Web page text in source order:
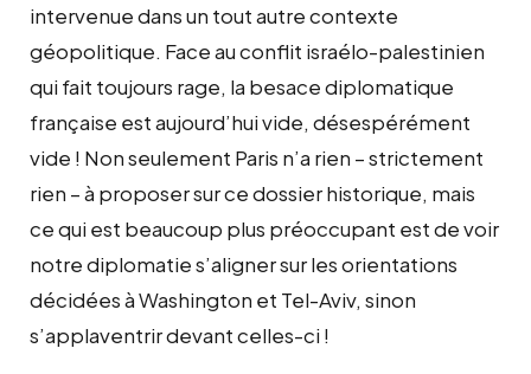
intervenue dans un tout autre contexte
géopolitique. Face au conflit israélo-palestinien
qui fait toujours rage, la besace diplomatique
française est aujourd’hui vide, désespérément
vide ! Non seulement Paris n’a rien – strictement
rien – à proposer sur ce dossier historique, mais
ce qui est beaucoup plus préoccupant est de voir
notre diplomatie s’aligner sur les orientations
décidées à Washington et Tel-Aviv, sinon
s’applaventrir devant celles-ci !